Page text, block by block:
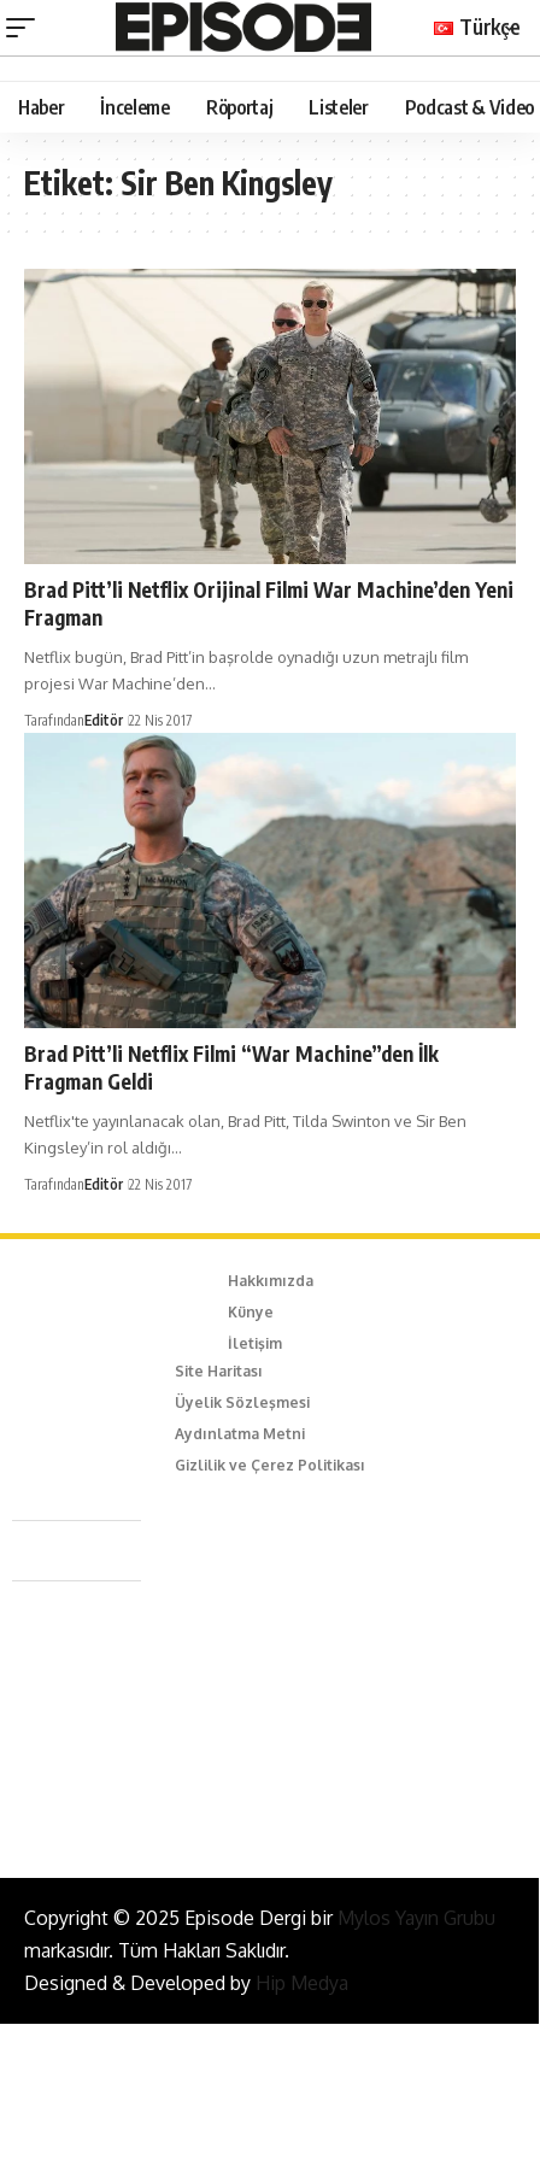
Türkçe
Haber İnceleme Röportaj Listeler Podcast & Video
Etiket:Sir Ben Kingsley
Brad Pitt’li Netflix Orijinal Filmi War Machine’den Yeni
Fragman
Netflix bugün, Brad Pitt’in başrolde oynadığı uzun metrajlı film
projesi War Machine’den…
TarafındanEditör 22 Nis 2017
Brad Pitt’li Netflix Filmi “War Machine”den İlk
Fragman Geldi
Netflix'te yayınlanacak olan, Brad Pitt, Tilda Swinton ve Sir Ben
Kingsley’in rol aldığı…
TarafındanEditör 22 Nis 2017
Hakkımızda
Künye
İletişim
Site Haritası
Üyelik Sözleşmesi
Aydınlatma Metni
Gizlilik ve Çerez Politikası
Caferağa Mah. Dr. Şakir Paşa Sok. No3/A Kadıköy İstanbul
+90 543 345 46 00
Copyright © 2025 Episode Dergi bir Mylos Yayın Grubu
markasıdır. Tüm Hakları Saklıdır.
Designed & Developed by Hip Medya